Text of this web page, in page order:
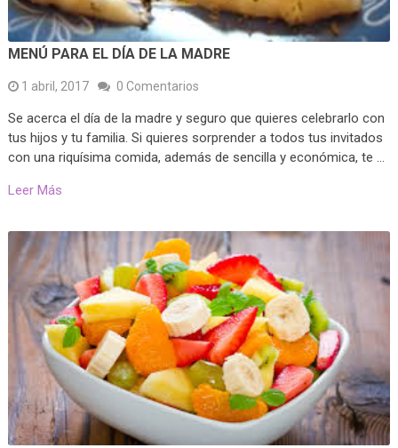
MENÚ PARA EL DÍA DE LA MADRE
1 abril, 2017 0 Comentarios
Se acerca el día de la madre y seguro que quieres celebrarlo con
tus hijos y tu familia. Si quieres sorprender a todos tus invitados
con una riquísima comida, además de sencilla y económica, te …
Leer Más